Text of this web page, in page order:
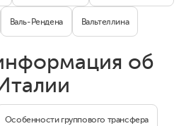
Валь-Рендена Вальтеллина
об
Особенности группового трансфера